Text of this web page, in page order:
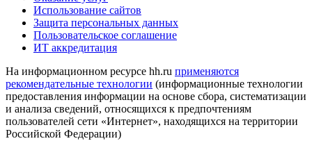
Использование сайтов
Защита персональных данных
Пользовательское соглашение
ИТ аккредитация
На информационном ресурсе hh.ru применяются
рекомендательные технологии (информационные технологии
предоставления информации на основе сбора, систематизации
и анализа сведений, относящихся к предпочтениям
пользователей сети «Интернет», находящихся на территории
Российской Федерации)